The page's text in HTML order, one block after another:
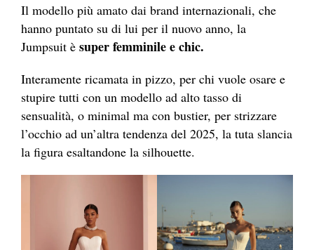
Il modello più amato dai brand internazionali, che
hanno puntato su di lui per il nuovo anno, la
Jumpsuit è super femminile e chic.
Interamente ricamata in pizzo, per chi vuole osare e
stupire tutti con un modello ad alto tasso di
sensualità, o minimal ma con bustier, per strizzare
l’occhio ad un’altra tendenza del 2025, la tuta slancia
la figura esaltandone la silhouette.